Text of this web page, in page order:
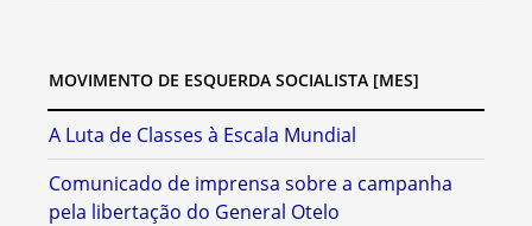
MOVIMENTO DE ESQUERDA SOCIALISTA [MES]
A Luta de Classes à Escala Mundial
Comunicado de imprensa sobre a campanha
pela libertação do General Otelo